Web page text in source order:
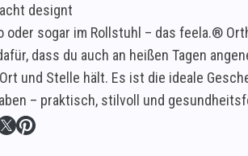
designt
oder sogar im Rollstuhl – das feela.®
dass du auch an heißen Tagen
und Stelle hält. Es ist die ideale
– praktisch, stilvoll und